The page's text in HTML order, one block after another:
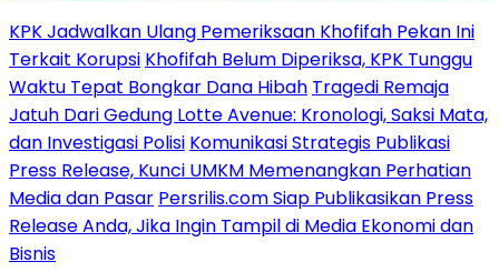
KPK Jadwalkan Ulang Pemeriksaan Khofifah Pekan Ini
Terkait Korupsi Khofifah Belum Diperiksa, KPK Tunggu
Waktu Tepat Bongkar Dana Hibah Tragedi Remaja
Jatuh Dari Gedung Lotte Avenue: Kronologi, Saksi Mata,
dan Investigasi Polisi Komunikasi Strategis Publikasi
Press Release, Kunci UMKM Memenangkan Perhatian
Media dan Pasar Persrilis.com Siap Publikasikan Press
Release Anda, Jika Ingin Tampil di Media Ekonomi dan
Bisnis